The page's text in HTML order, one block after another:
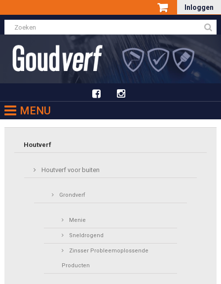
Inloggen
MENU
Houtverf
Houtverf voor buiten
Grondverf
Menie
Sneldrogend
Zinsser Probleemoplossende
Producten